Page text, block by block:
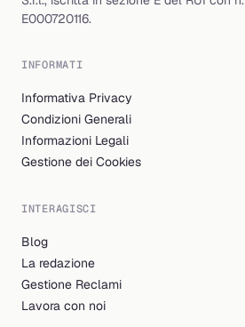
E000720116.
INFORMATI
Informativa Privacy
Condizioni Generali
Informazioni Legali
Gestione dei Cookies
INTERAGISCI
Blog
La redazione
Gestione Reclami
Lavora con noi